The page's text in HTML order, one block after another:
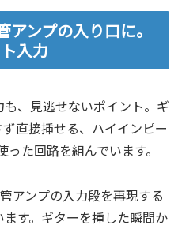
ンプの入り口に。
入力
、見逃せないポイント。ギ
直接挿せる、ハイインピー
た回路を組んでいます。
アンプの入力段を再現する
す。ギターを挿した瞬間か